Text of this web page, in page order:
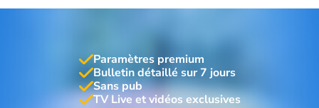
Paramètres premium
Bulletin détaillé sur 7 jours
Sans pub
TV Live et vidéos exclusives